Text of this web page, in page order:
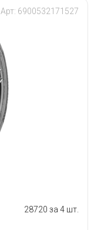
Арт: 6900532171527
28720 за 4 шт.